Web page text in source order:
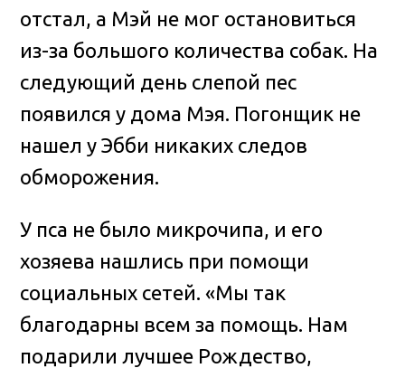
отстал, а Мэй не мог остановиться
из-за большого количества собак. На
следующий день слепой пес
появился у дома Мэя. Погонщик не
нашел у Эбби никаких следов
обморожения.
У пса не было микрочипа, и его
хозяева нашлись при помощи
социальных сетей. «Мы так
благодарны всем за помощь. Нам
подарили лучшее Рождество,